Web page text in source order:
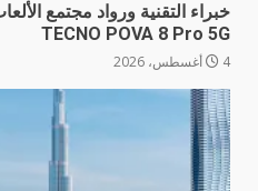
خبراء التقنية ورواد مجتمع
TECNO POVA 8 Pro 5G
4 أغسطس، 2026